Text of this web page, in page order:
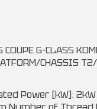
G-CLASS
CHASSIS
Power [kW]: